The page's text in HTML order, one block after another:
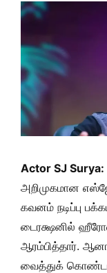
Actor SJ Surya:
அறிமுகமான
கவனம் நடிப்பு
டைரக்ஷனில்
ஆரம்பித்தார்.
வைத்துக்